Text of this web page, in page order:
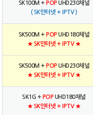
SK100M + POP UHD230채널
( SK인터넷 + IPTV )
SK500M + POP UHD180채널
★ SK인터넷 + IPTV ★
SK500M + POP UHD230채널
★ SK인터넷 + IPTV ★
SK1G + POP UHD180채널
★ SK인터넷 + IPTV ★